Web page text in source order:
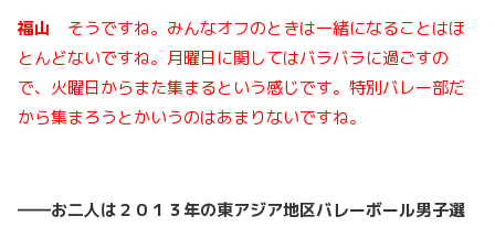
福山 そうですね。みんなオフのときは一緒になることはほ
とんどないですね。月曜日に関してはバラバラに過ごすの
で、火曜日からまた集まるという感じです。特別バレー部だ
から集まろうとかいうのはあまりないですね。
――お二人は２０１３年の東アジア地区バレーボール男子選